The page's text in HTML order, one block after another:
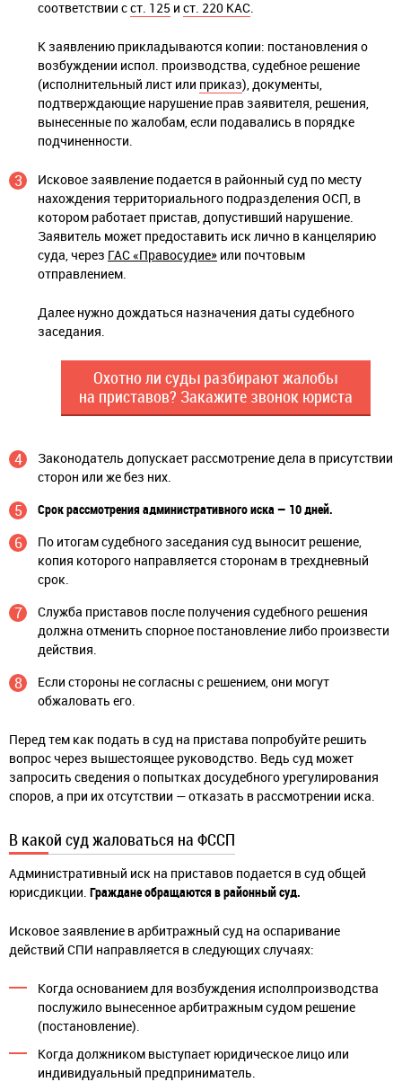
соответствии сст. 125 и ст. 220 КАС.
К заявлению прикладываются копии: постановления о
возбуждении испол. производства, судебное решение
(исполнительный лист или приказ), документы,
подтверждающие нарушение прав заявителя, решения,
вынесенные по жалобам, если подавались в порядке
подчиненности.
Исковое заявление подается в районный суд по месту
нахождения территориального подразделения ОСП, в
котором работает пристав, допустивший нарушение.
Заявитель может предоставить иск лично в канцелярию
суда, через ГАС «Правосудие» или почтовым
отправлением.
Далее нужно дождаться назначения даты судебного
заседания.
Охотно ли суды разбирают жалобы
на приставов? Закажите звонок юриста
Законодатель допускает рассмотрение дела в присутствии
сторон или же без них.
Срок рассмотрения административного иска — 10 дней.
По итогам судебного заседания суд выносит решение,
копия которого направляется сторонам в трехдневный
срок.
Служба приставов после получения судебного решения
должна отменить спорное постановление либо произвести
действия.
Если стороны не согласны с решением, они могут
обжаловать его.
Перед тем как подать в суд на пристава попробуйте решить
вопрос через вышестоящее руководство. Ведь суд может
запросить сведения о попытках досудебного урегулирования
споров, а при их отсутствии — отказать в рассмотрении иска.
В какой суд жаловаться на ФССП
Административный иск на приставов подается в суд общей
юрисдикции. Граждане обращаются в районный суд.
Исковое заявление в арбитражный суд на оспаривание
действий СПИ направляется в следующих случаях:
Когда основанием для возбуждения исполпроизводства
послужило вынесенное арбитражным судом решение
(постановление).
Когда должником выступает юридическое лицо или
индивидуальный предприниматель.